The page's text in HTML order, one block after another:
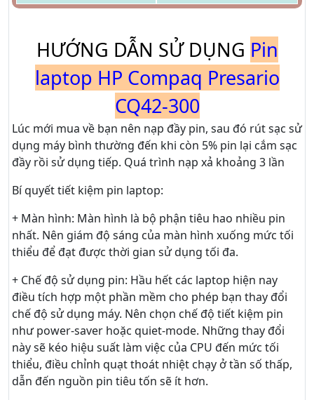
HƯỚNG DẪN SỬ DỤNG Pin
laptop HP Compaq Presario
CQ42-300
Lúc mới mua về bạn nên nạp đầy pin, sau đó rút sạc sử
dụng máy bình thường đến khi còn 5% pin lại cắm sạc
đầy rồi sử dụng tiếp. Quá trình nạp xả khoảng 3 lần
Bí quyết tiết kiệm pin laptop:
+ Màn hình: Màn hình là bộ phận tiêu hao nhiều pin
nhất. Nên giám độ sáng của màn hình xuống mức tối
thiểu để đạt được thời gian sử dụng tối đa.
+ Chế độ sử dụng pin: Hầu hết các laptop hiện nay
điều tích hợp một phần mềm cho phép bạn thay đổi
chế độ sử dụng máy. Nên chọn chế độ tiết kiệm pin
như power-saver hoặc quiet-mode. Những thay đổi
này sẽ kéo hiệu suất làm việc của CPU đến mức tối
thiểu, điều chỉnh quạt thoát nhiệt chạy ở tần số thấp,
dẫn đến nguồn pin tiêu tốn sẽ ít hơn.